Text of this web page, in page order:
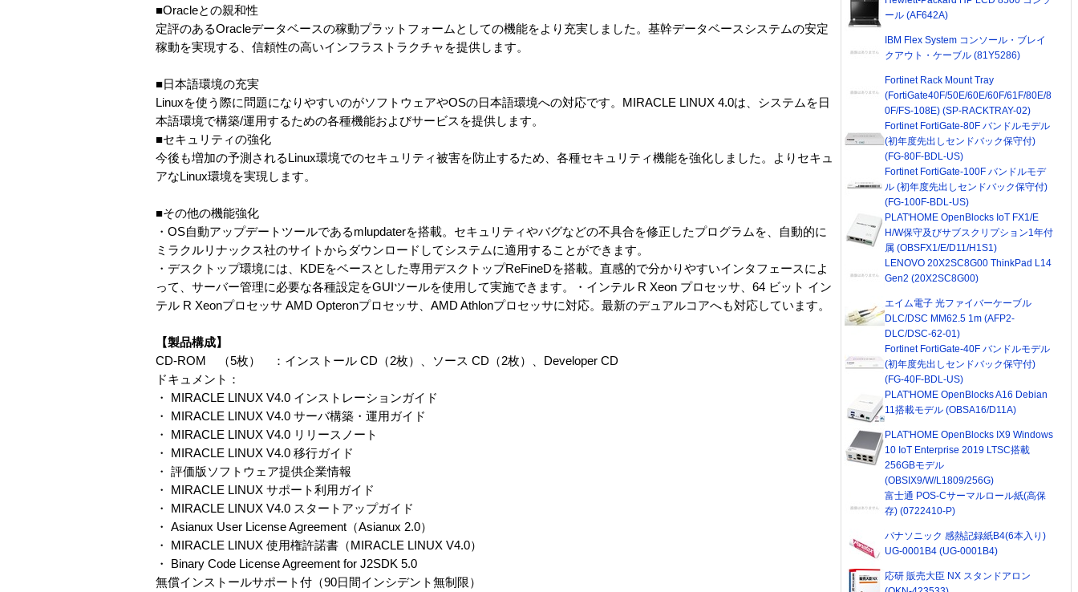
■Oracleとの親和性
定評のあるOracleデータベースの稼動プラットフォームとしての機能をより充実しました。基幹データベースシステムの安定
稼動を実現する、信頼性の高いインフラストラクチャを提供します。
■日本語環境の充実
Linuxを使う際に問題になりやすいのがソフトウェアやOSの日本語環境への対応です。MIRACLE LINUX 4.0は、システムを日
本語環境で構築/運用するための各種機能およびサービスを提供します。
■セキュリティの強化
今後も増加の予測されるLinux環境でのセキュリティ被害を防止するため、各種セキュリティ機能を強化しました。よりセキュ
アなLinux環境を実現します。
■その他の機能強化
・OS自動アップデートツールであるmlupdaterを搭載。セキュリティやバグなどの不具合を修正したプログラムを、自動的に
ミラクルリナックス社のサイトからダウンロードしてシステムに適用することができます。
・デスクトップ環境には、KDEをベースとした専用デスクトップReFineDを搭載。直感的で分かりやすいインタフェースによ
って、サーバー管理に必要な各種設定をGUIツールを使用して実施できます。・インテル R Xeon プロセッサ、64 ビット イン
テル R Xeonプロセッサ AMD Opteronプロセッサ、AMD Athlonプロセッサに対応。最新のデュアルコアへも対応しています。
【製品構成】
CD-ROM （5枚） ：インストール CD（2枚）、ソース CD（2枚）、Developer CD
ドキュメント：
・ MIRACLE LINUX V4.0 インストレーションガイド
・ MIRACLE LINUX V4.0 サーバ構築・運用ガイド
・ MIRACLE LINUX V4.0 リリースノート
・ MIRACLE LINUX V4.0 移行ガイド
・ 評価版ソフトウェア提供企業情報
・ MIRACLE LINUX サポート利用ガイド
・ MIRACLE LINUX V4.0 スタートアップガイド
・ Asianux User License Agreement（Asianux 2.0）
・ MIRACLE LINUX 使用権許諾書（MIRACLE LINUX V4.0）
・ Binary Code License Agreement for J2SDK 5.0
無償インストールサポート付（90日間インシデント無制限）
ール (AF642A)
IBM Flex System コンソール・ブレイ
クアウト・ケーブル (81Y5286)
Fortinet Rack Mount Tray
(FortiGate40F/50E/60E/60F/61F/80E/8
0F/FS-108E) (SP-RACKTRAY-02)
Fortinet FortiGate-80F バンドルモデル
(初年度先出しセンドバック保守付)
(FG-80F-BDL-US)
Fortinet FortiGate-100F バンドルモデ
ル (初年度先出しセンドバック保守付)
(FG-100F-BDL-US)
PLAT'HOME OpenBlocks IoT FX1/E
H/W保守及びサブスクリプション1年付
属 (OBSFX1/E/D11/H1S1)
LENOVO 20X2SC8G00 ThinkPad L14
Gen2 (20X2SC8G00)
エイム電子 光ファイバーケーブル
DLC/DSC MM62.5 1m (AFP2-
DLC/DSC-62-01)
Fortinet FortiGate-40F バンドルモデル
(初年度先出しセンドバック保守付)
(FG-40F-BDL-US)
PLAT'HOME OpenBlocks A16 Debian
11搭載モデル (OBSA16/D11A)
PLAT'HOME OpenBlocks IX9 Windows
10 IoT Enterprise 2019 LTSC搭載
256GBモデル
(OBSIX9/W/L1809/256G)
富士通 POS-Cサーマルロール紙(高保
存) (0722410-P)
パナソニック 感熱記録紙B4(6本入り)
UG-0001B4 (UG-0001B4)
応研 販売大臣 NX スタンドアロン